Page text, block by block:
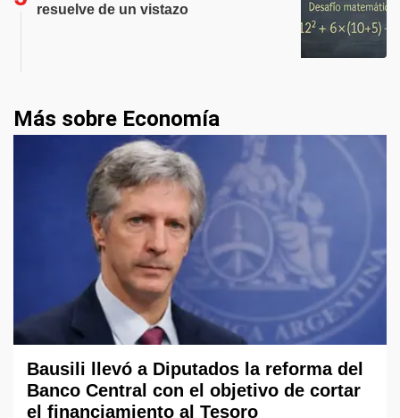
resuelve de un vistazo
Más sobre Economía
Bausili llevó a Diputados la reforma del
Banco Central con el objetivo de cortar
el financiamiento al Tesoro